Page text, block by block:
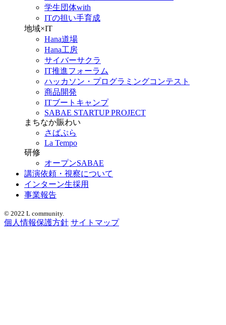
学生団体with
ITの担い手育成
地域×IT
Hana道場
Hana工房
サイバーサクラ
IT推進フォーラム
ハッカソン・プログラミングコンテスト
商品開発
ITブートキャンプ
SABAE STARTUP PROJECT
まちなか賑わい
さばぷら
La Tempo
研修
オープンSABAE
講演依頼・視察について
インターン生採用
事業報告
© 2022 L community.
個人情報保護方針 サイトマップ